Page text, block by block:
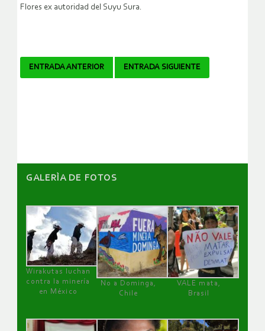
Flores ex autoridad del Suyu Sura.
Navegador
ENTRADA ANTERIOR ENTRADA SIGUIENTE
GALERÌA DE FOTOS
Wirakutas luchan
contra la minería
en México
No a Dominga,
Chile
VALE mata,
Brasil